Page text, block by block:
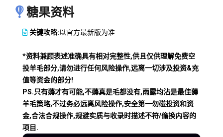
糖果资料
关键攻略:以官方最新版为准
*资料兼顾表述准确具有相对完整性,供且仅供理解免费空
投羊毛部分,请勿进行任何风险操作,远离一切涉及投资&充
值等资金的部分!
PS.只有薅才有可能,不薅真是毛都没有,雨露均沾是最佳薅
羊毛策略,不过务必远离风险操作,安全第一勿碰投资和资
金,合法合规操作,规避实质与收录时描述不符/偷换内容的
项目.